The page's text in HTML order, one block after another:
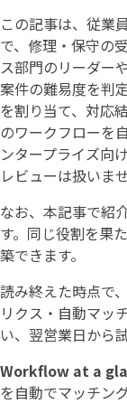
この記事は、従業
で、修理・保守の
ス部門のリーダー
案件の難易度を判
を割り当て、対応
のワークフローを
ンタープライズ向
レビューは扱いませ
なお、本記事で紹
す。同じ役割を果
築できます。
読み終えた時点で
リクス・自動マッ
い、翌営業日から
Workflow at a
を自動でマッチン